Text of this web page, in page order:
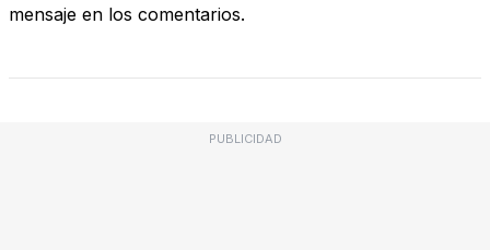
mensaje en los comentarios.
PUBLICIDAD